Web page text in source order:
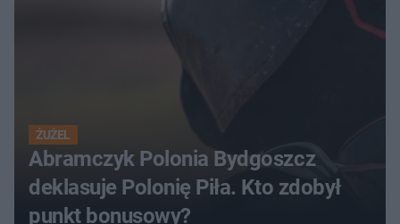
ŻUŻEL
Abramczyk Polonia Bydgoszcz
deklasuje Polonię Piła. Kto zdobył
punkt bonusowy?